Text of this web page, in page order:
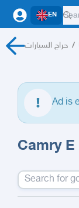
EN
حراج السيارات /
Ad is
Camry E